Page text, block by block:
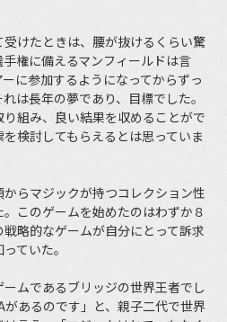
受けたときは、腰が抜けるくらい驚
権に備えるマンフィールドは言
に参加するようになってからずっ
は長年の夢であり、目標でした。
組み、良い結果を収めることがで
検討してもらえるとは思っていま
らマジックが持つコレクション性
このゲームを始めたのはわずか８
略的なゲームが自分にとって訴求
ていた。
ームであるブリッジの世界王者でし
あるのです」と、親子二代で世界